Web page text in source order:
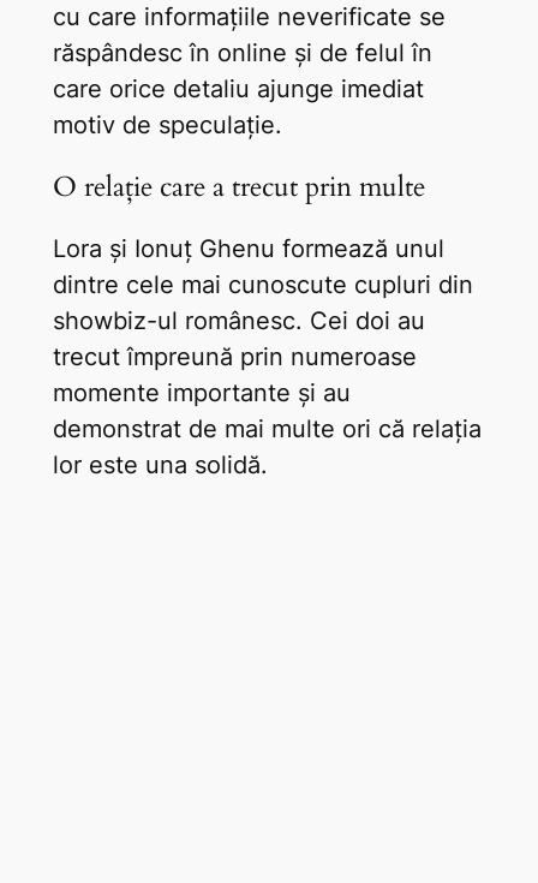
cu care informațiile neverificate se
răspândesc în online și de felul în
care orice detaliu ajunge imediat
motiv de speculație.
O relație care a trecut prin multe
Lora și Ionuț Ghenu formează unul
dintre cele mai cunoscute cupluri din
showbiz-ul românesc. Cei doi au
trecut împreună prin numeroase
momente importante și au
demonstrat de mai multe ori că relația
lor este una solidă.